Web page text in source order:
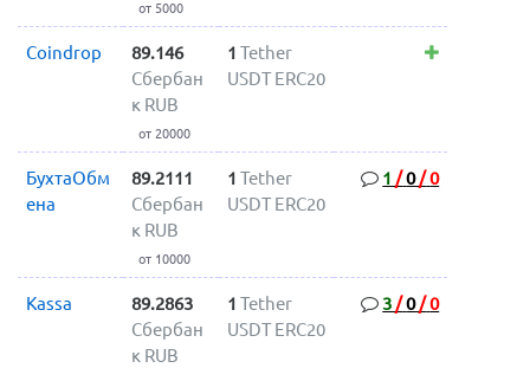
от 5000
Coindrop
89.146
Сбербан
к RUB
от 20000
1 Tether
USDT ERC20
БухтаОбм
ена
89.2111
Сбербан
к RUB
от 10000
1 Tether
USDT ERC20
1 /0/0
Kassa
89.2863
Сбербан
к RUB
1 Tether
USDT ERC20
3 /0/0